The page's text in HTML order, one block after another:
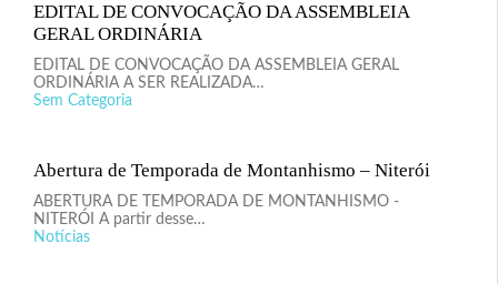
EDITAL DE CONVOCAÇÃO DA ASSEMBLEIA
GERAL ORDINÁRIA
EDITAL DE CONVOCAÇÃO DA ASSEMBLEIA GERAL
ORDINÁRIA A SER REALIZADA…
Sem Categoria
Abertura de Temporada de Montanhismo – Niterói
ABERTURA DE TEMPORADA DE MONTANHISMO -
NITERÓI A partir desse…
Notícias